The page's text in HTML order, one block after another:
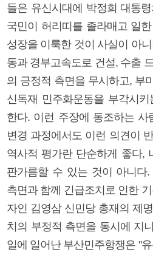
들은 유신시대에 박정희 대통
국민이 허리띠를 졸라매고 일
성장을 이룩한 것이 사실이 아
동과 경부고속도로 건설, 수출
의 긍정적 측면을 무시하고, 부
신독재 민주화운동을 부각시
한다. 이런 주장에 동조하는
변경 과정에서도 이런 의견이
역사적 평가란 단순하게 좋다,
판가름할 수 있는 것이 아니다
측면과 함께 긴급조치로 인한
자인 김영삼 신민당 총재의 제
치의 부정적 측면을 동시에 지
일에 일어난 부산민주항쟁은 "